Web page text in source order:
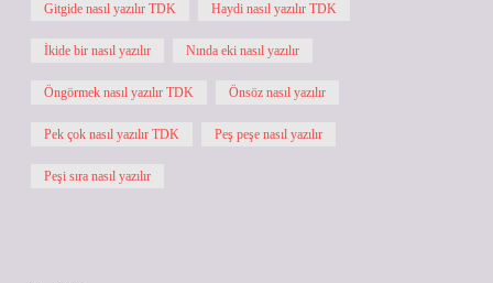
Gitgide nasıl yazılır TDK Haydi nasıl yazılır TDK
İkide bir nasıl yazılır Nında eki nasıl yazılır
Öngörmek nasıl yazılır TDK Önsöz nasıl yazılır
Pek çok nasıl yazılır TDK Peş peşe nasıl yazılır
Peşi sıra nasıl yazılır